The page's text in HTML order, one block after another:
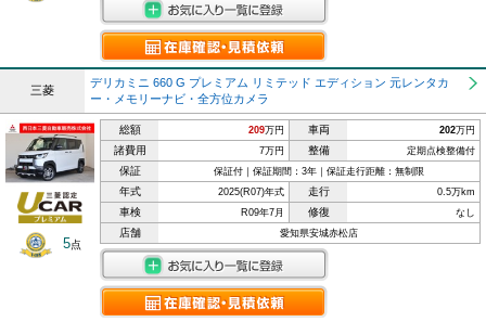
三菱
デリカミニ 660 G プレミアム リミテッド エディション 元レンタカ
ー・メモリーナビ・全方位カメラ
5点
総額 209万円 車両 202万円
諸費用 7万円 整備 定期点検整備付
保証 保証付｜保証期間：3年｜保証走行距離：無制限
年式 2025(R07)年式 走行 0.5万km
車検 R09年7月 修復 なし
店舗 愛知県安城赤松店